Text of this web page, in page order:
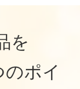
を
のポイ